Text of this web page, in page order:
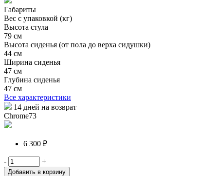
Габариты
Вес с упаковкой (кг)
Высота стула
79 см
Высота сиденья (от пола до верха сидушки)
44 см
Ширина сиденья
47 см
Глубина сиденья
47 см
Все характеристики
14 дней на возврат
Chrome73
6 300 ₽
- +
Добавить в корзину